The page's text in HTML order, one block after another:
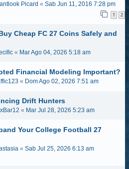
Picard « Sab Jun 11, 2016 7:28 pm
1 2
Cheap FC 27 Coins Safely and
« Mar Ago 04, 2026 5:18 am
Financial Modeling Important?
« Dom Ago 02, 2026 7:51 am
Drift Hunters
« Mar Jul 28, 2026 5:23 am
Your College Football 27
« Sab Jul 25, 2026 6:13 am